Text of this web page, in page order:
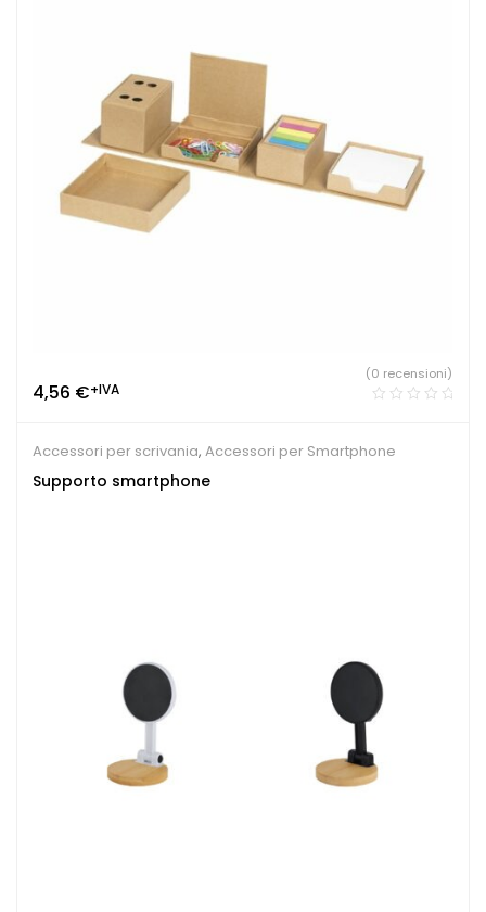
4,56 €+IVA
(0 recensioni)
Accessori per scrivania, Accessori per Smartphone
Supporto smartphone